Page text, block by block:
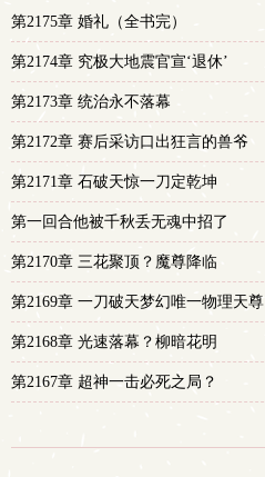
第2175章 婚礼（全书完）
第2174章 究极大地震官宣‘退休’
第2173章 统治永不落幕
第2172章 赛后采访口出狂言的兽爷
第2171章 石破天惊一刀定乾坤
第一回合他被千秋丢无魂中招了
第2170章 三花聚顶？魔尊降临
第2169章 一刀破天梦幻唯一物理天尊
第2168章 光速落幕？柳暗花明
第2167章 超神一击必死之局？